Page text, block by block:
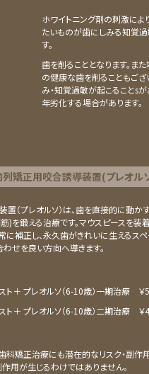
ホワイトニング剤の刺激に
たいものが⻭にしみる知覚
す。
⻭を削ることとなります。ま
の健康な⻭を削ることもござ
み・知覚過敏が起こることs
年劣化する場合があります。
列矯正⽤咬合誘導装置(プレオル
（プレオルソ）は、歯を直接的に動か
)を鍛える治療です。マウスピースを装
補正し、永久歯がきれいに生えるスペ
せを良い方向へ導きます。
ト＋ プレオルソ（6-10歳）⼀期治療 ￥
ト＋ プレオルソ（6-10歳）⼆期治療 ￥
矯正治療にも潜在的なリスク・副作
用が生じるわけではありません。